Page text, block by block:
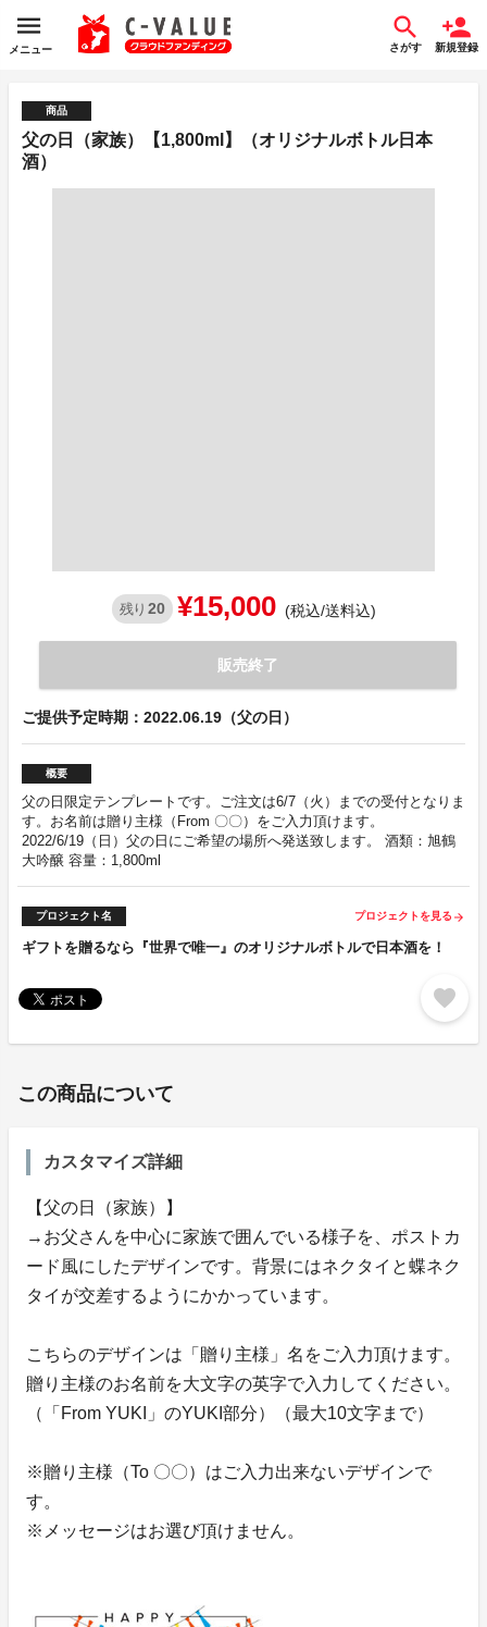
メニュー さがす 新規登録
商品
父の日（家族）【1,800ml】（オリジナルボトル日本
酒）
残り 20 ¥15,000 (税込/送料込)
販売終了
ご提供予定時期：2022.06.19（父の日）
概要
父の日限定テンプレートです。ご注文は6/7（火）までの受付となりま
す。お名前は贈り主様（From 〇〇）をご入力頂けます。
2022/6/19（日）父の日にご希望の場所へ発送致します。 酒類：旭鶴
大吟醸 容量：1,800ml
プロジェクト名 プロジェクトを見る arrow_forward
ギフトを贈るなら『世界で唯一』のオリジナルボトルで日本酒を！
favorite
この商品について
カスタマイズ詳細
【父の日（家族）】
→お父さんを中心に家族で囲んでいる様子を、ポストカ
ード風にしたデザインです。背景にはネクタイと蝶ネク
タイが交差するようにかかっています。
こちらのデザインは「贈り主様」名をご入力頂けます。
贈り主様のお名前を大文字の英字で入力してください。
（「From YUKI」のYUKI部分）（最大10文字まで）
※贈り主様（To 〇〇）はご入力出来ないデザインで
す。
※メッセージはお選び頂けません。